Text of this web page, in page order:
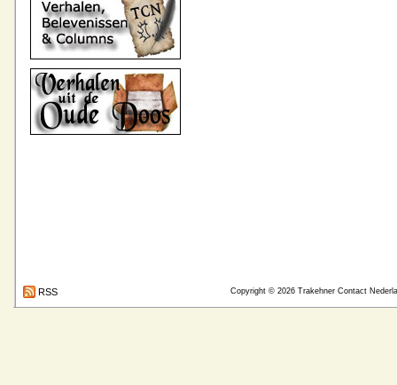
Copyright © 2026 Trakehner Contact
RSS